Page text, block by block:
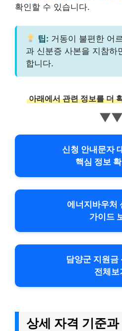
확인할 수 있습니다.
팁: 거동이 불편한 어
과 신분증 사본을 지참하
합니다.
아래에서 관련 정보를 더
▼▼
신청 안내문자
핵심 정보 확
에너지바우처
가이드
담양군 지원금
전체보
상세 자격 기준과